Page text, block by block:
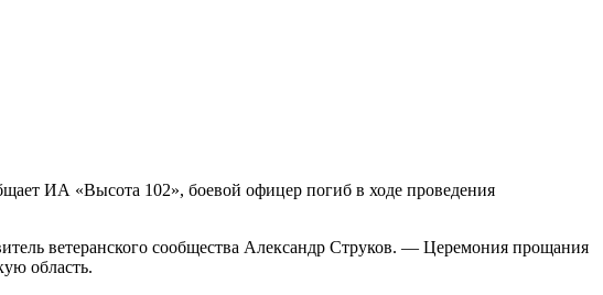
ИА «Высота 102», боевой офицер погиб в ходе проведения
ветеранского сообщества Александр Струков. — Церемония прощания
область.